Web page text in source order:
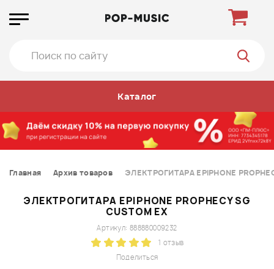
Каталог
Главная Архив товаров ЭЛЕКТРОГИТАРА EPIPHONE
ЭЛЕКТРОГИТАРА EPIPHONE PROPHECY SG
CUSTOM EX
Поделиться
Артикул: 888880009232
1 отзыв